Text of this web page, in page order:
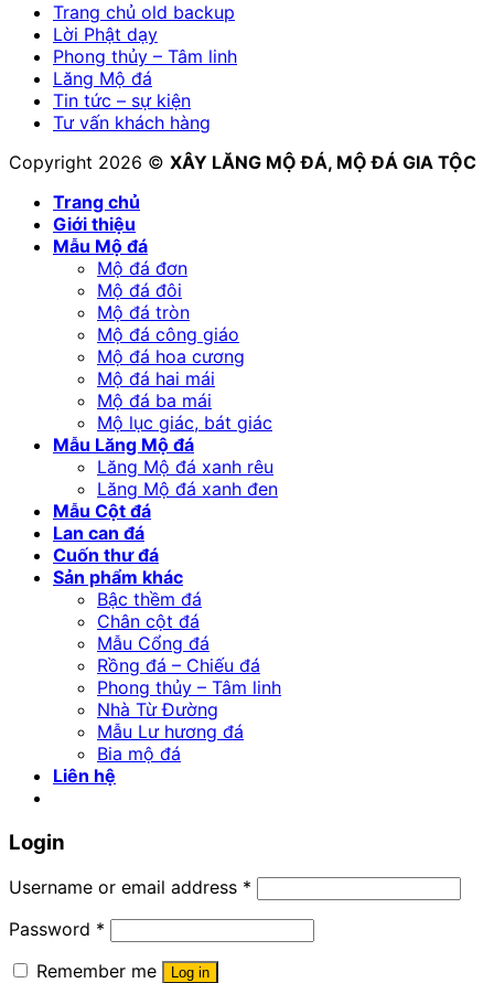
Trang chủ old backup
Lời Phật dạy
Phong thủy – Tâm linh
Lăng Mộ đá
Tin tức – sự kiện
Tư vấn khách hàng
Copyright 2026 © XÂY LĂNG MỘ ĐÁ, MỘ ĐÁ GIA TỘC
Trang chủ
Giới thiệu
Mẫu Mộ đá
Mộ đá đơn
Mộ đá đôi
Mộ đá tròn
Mộ đá công giáo
Mộ đá hoa cương
Mộ đá hai mái
Mộ đá ba mái
Mộ lục giác, bát giác
Mẫu Lăng Mộ đá
Lăng Mộ đá xanh rêu
Lăng Mộ đá xanh đen
Mẫu Cột đá
Lan can đá
Cuốn thư đá
Sản phẩm khác
Bậc thềm đá
Chân cột đá
Mẫu Cổng đá
Rồng đá – Chiếu đá
Phong thủy – Tâm linh
Nhà Từ Đường
Mẫu Lư hương đá
Bia mộ đá
Liên hệ
Login
Username or email address *
Password *
Remember me
Log in